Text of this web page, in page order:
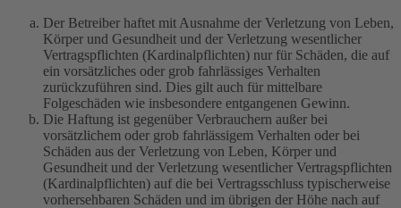
Der Betreiber haftet mit Ausnahme der Verletzung von Leben,
Körper und Gesundheit und der Verletzung wesentlicher
Vertragspflichten (Kardinalpflichten) nur für Schäden, die auf
ein vorsätzliches oder grob fahrlässiges Verhalten
zurückzuführen sind. Dies gilt auch für mittelbare
Folgeschäden wie insbesondere entgangenen Gewinn.
Die Haftung ist gegenüber Verbrauchern außer bei
vorsätzlichem oder grob fahrlässigem Verhalten oder bei
Schäden aus der Verletzung von Leben, Körper und
Gesundheit und der Verletzung wesentlicher Vertragspflichten
(Kardinalpflichten) auf die bei Vertragsschluss typischerweise
vorhersehbaren Schäden und im übrigen der Höhe nach auf